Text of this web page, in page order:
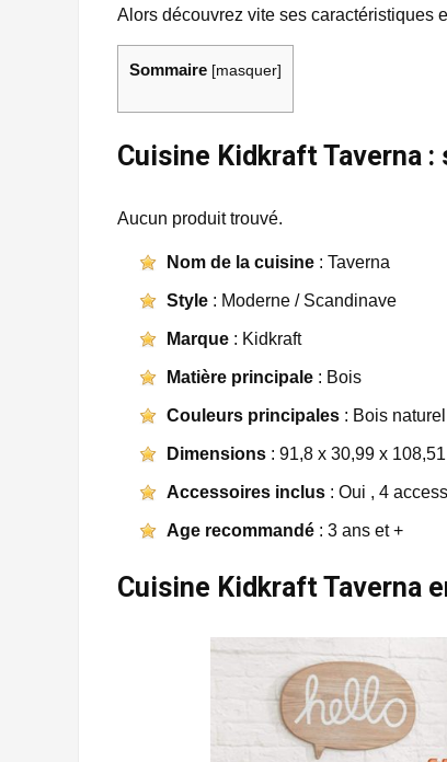
Alors découvrez vite ses caractéristiques
Sommaire [masquer]
Cuisine Kidkraft Taverna
Aucun produit trouvé.
Nom de la cuisine : Taverna
Style : Moderne / Scandinave
Marque : Kidkraft
Matière principale : Bois
Couleurs principales : Bois
Dimensions : 91,8 x 30,99 x
Accessoires inclus : Oui , 4
Age recommandé : 3 ans et +
Cuisine Kidkraft Taverna